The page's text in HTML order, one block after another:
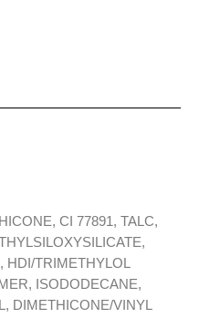
CI 77891, TALC,
TRIMETHYLOL
ISODODECANE,
DIMETHICONE/VINYL